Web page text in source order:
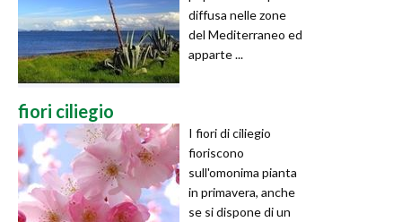
diffusa nelle zone
del Mediterraneo ed
apparte ...
fiori ciliegio
I fiori di ciliegio
fioriscono
sull'omonima pianta
in primavera, anche
se si dispone di un